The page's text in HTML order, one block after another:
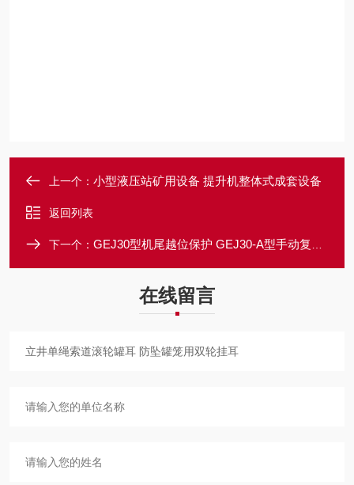
上一个： 小型液压站矿用设备 提升机整体式成套设备
返回列表
下一个： GEJ30型机尾越位保护 GEJ30-A型手动复位急停开关
在线留言